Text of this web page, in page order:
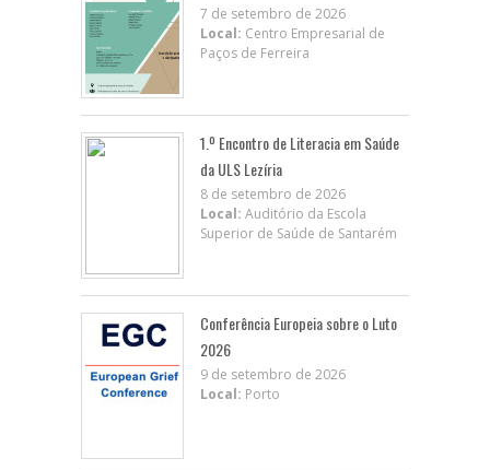
7 de setembro de 2026
Local: Centro Empresarial de
Paços de Ferreira
1.º Encontro de Literacia em Saúde
da ULS Lezíria
8 de setembro de 2026
Local: Auditório da Escola
Superior de Saúde de Santarém
Conferência Europeia sobre o Luto
2026
9 de setembro de 2026
Local: Porto